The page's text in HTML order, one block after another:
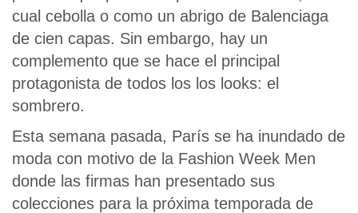
cual cebolla o como un abrigo de Balenciaga
de cien capas. Sin embargo, hay un
complemento que se hace el principal
protagonista de todos los los looks: el
sombrero.
Esta semana pasada, París se ha inundado de
moda con motivo de la Fashion Week Men
donde las firmas han presentado sus
colecciones para la próxima temporada de